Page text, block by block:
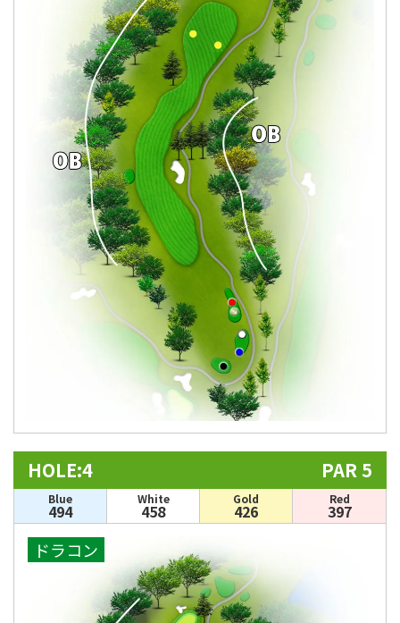
HOLE:4 PAR 5
Blue
494
White
458
Gold
426
Red
397
ドラコン